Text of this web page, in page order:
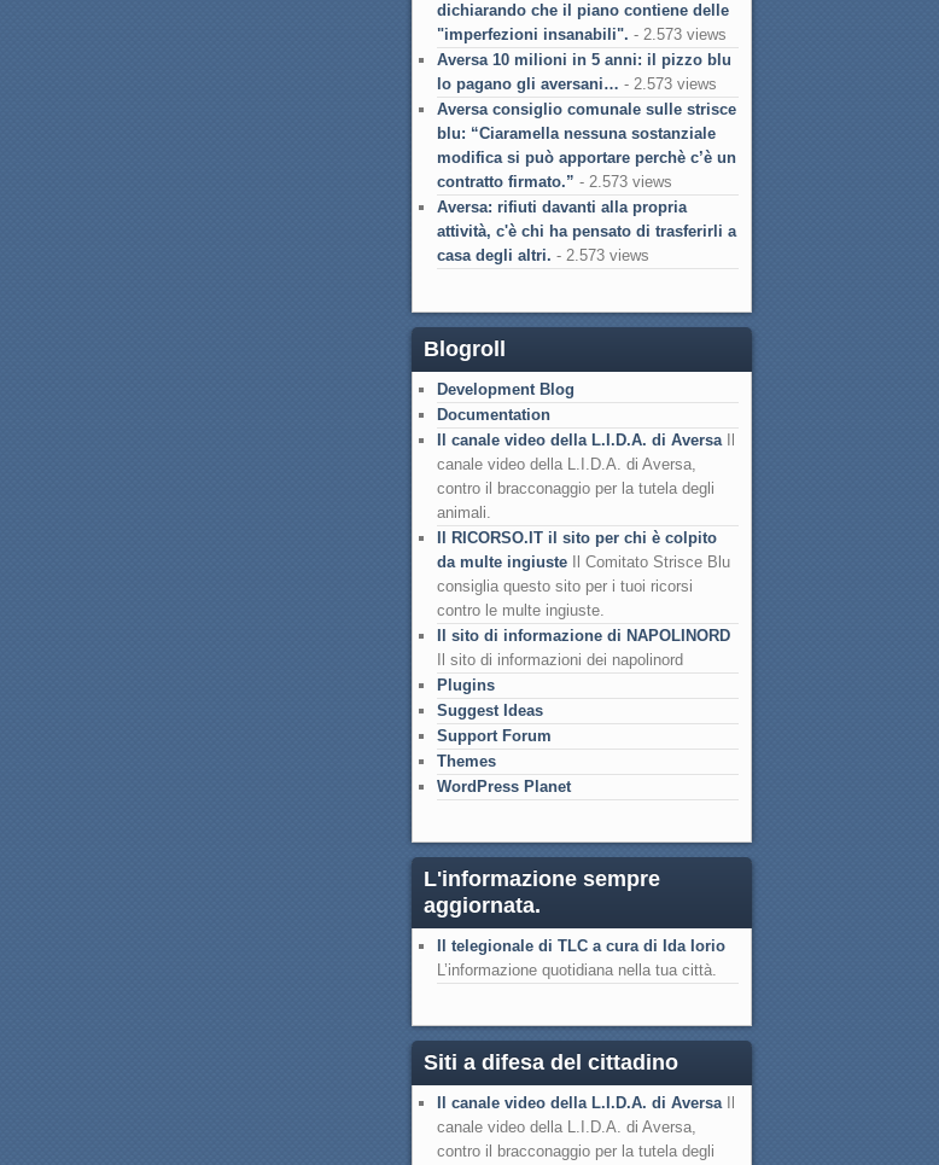
dichiarando che il piano contiene delle
"imperfezioni insanabili". - 2.573 views
Aversa 10 milioni in 5 anni: il pizzo blu
lo pagano gli aversani… - 2.573 views
Aversa consiglio comunale sulle strisce
blu: “Ciaramella nessuna sostanziale
modifica si può apportare perchè c’è un
contratto firmato.” - 2.573 views
Aversa: rifiuti davanti alla propria
attività, c'è chi ha pensato di trasferirli a
casa degli altri. - 2.573 views
Blogroll
Development Blog
Documentation
Il canale video della L.I.D.A. di Aversa Il
canale video della L.I.D.A. di Aversa,
contro il bracconaggio per la tutela degli
animali.
Il RICORSO.IT il sito per chi è colpito
da multe ingiuste Il Comitato Strisce Blu
consiglia questo sito per i tuoi ricorsi
contro le multe ingiuste.
Il sito di informazione di NAPOLINORD
Il sito di informazioni dei napolinord
Plugins
Suggest Ideas
Support Forum
Themes
WordPress Planet
L'informazione sempre
aggiornata.
Il telegionale di TLC a cura di Ida Iorio
L’informazione quotidiana nella tua città.
Siti a difesa del cittadino
Il canale video della L.I.D.A. di AversaIl
canale video della L.I.D.A. di Aversa,
contro il bracconaggio per la tutela degli